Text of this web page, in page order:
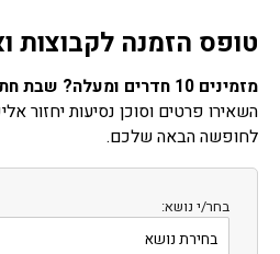
טופס הזמנה לקבוצות
מזמינים 10 חדרים ומעלה? שבת חתן?
השאירו פרטים וסוכן נסיעות יחזור
לחופשה הבאה שלכם.
בחר/י נושא: